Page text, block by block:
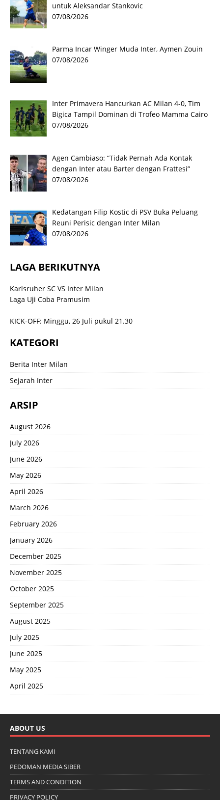
untuk Aleksandar Stankovic
07/08/2026
Parma Incar Winger Muda Inter, Aymen Zouin
07/08/2026
Inter Primavera Hancurkan AC Milan 4-0, Tim
Bigica Tampil Dominan di Trofeo Mamma Cairo
07/08/2026
Agen Cambiaso: “Tidak Pernah Ada Kontak
dengan Inter atau Barter dengan Frattesi”
07/08/2026
Kedatangan Filip Kostic di PSV Buka Peluang
Reuni Perisic dengan Inter Milan
07/08/2026
LAGA BERIKUTNYA
Karlsruher SC VS Inter Milan
Laga Uji Coba Pramusim
KICK-OFF: Minggu, 26 Juli pukul 21.30
KATEGORI
Berita Inter Milan
Sejarah Inter
ARSIP
August 2026
July 2026
June 2026
May 2026
April 2026
March 2026
February 2026
January 2026
December 2025
November 2025
October 2025
September 2025
August 2025
July 2025
June 2025
May 2025
April 2025
ABOUT US
TENTANG KAMI
PEDOMAN MEDIA SIBER
TERMS AND CONDITION
PRIVACY POLICY